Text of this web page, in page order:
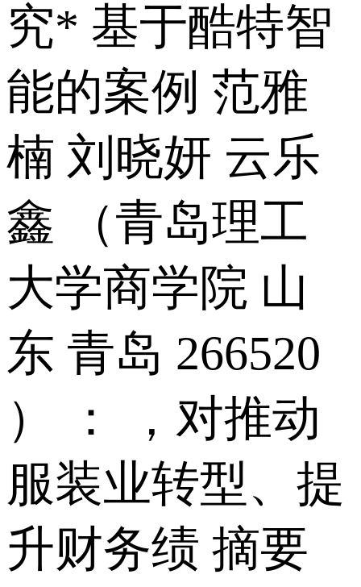
究* 基于酷特智
能的案例 范雅
楠 刘晓妍 云乐
鑫 （青岛理工
大学商学院 山
东 青岛 266520
） ： ，对推动
服装业转型、提
升财务绩 摘要